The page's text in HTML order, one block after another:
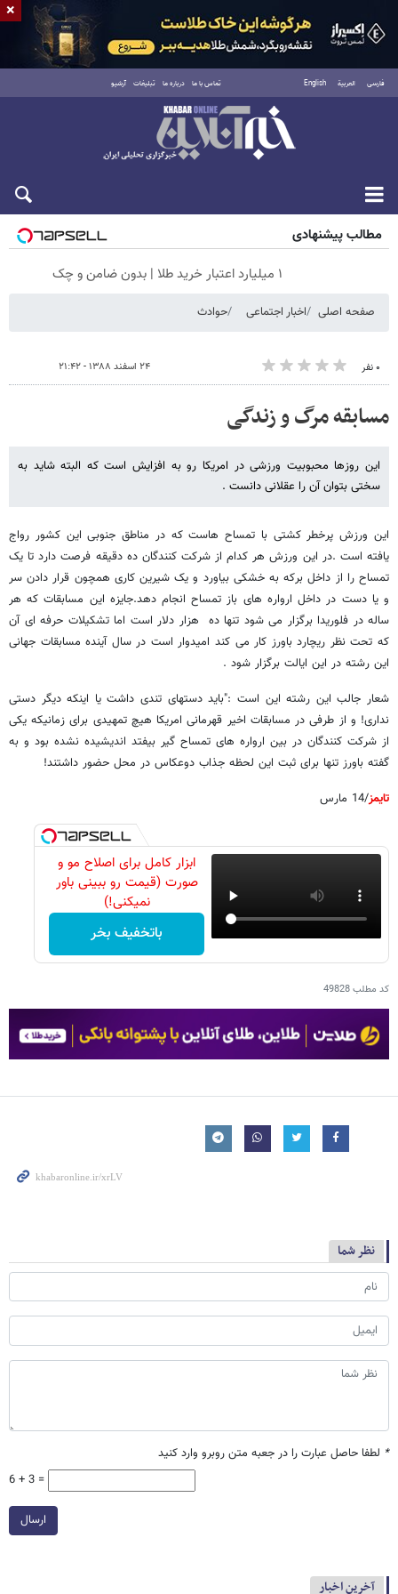
فارسی العربية English تماس با ما درباره ما تبلیغات آرشیو
پنجشنبه ۱۵ مرداد ۱۴۰۵
مطالب پیشنهادی
۱ میلیارد اعتبار خرید طلا | بدون ضامن و چک
صفحه اصلی اخبار اجتماعی حوادث
۰ نفر ۲۴ اسفند ۱۳۸۸ - ۲۱:۴۲
مسابقه مرگ و زندگی
این روزها محبوبیت ورزشی در امریکا رو به افزایش است که البته شاید به
سختی بتوان آن را عقلانی دانست .
این ورزش پرخطر کشتی با تمساح هاست که در مناطق جنوبی این کشور رواج
یافته است .در این ورزش هر کدام از شرکت کنندگان ده دقیقه فرصت دارد تا یک
تمساح را از داخل برکه به خشکی بیاورد و یک شیرین کاری همچون قرار دادن سر
و یا دست در داخل ارواره های باز تمساح انجام دهد.جایزه این مسابقات که هر
ساله در فلوریدا برگزار می شود تنها ده هزار دلار است اما تشکیلات حرفه ای آن
که تحت نظر ریچارد باورز کار می کند امیدوار است در سال آینده مسابقات جهانی
این رشته در این ایالت برگزار شود .
شعار جالب این رشته این است :"باید دستهای تندی داشت یا اینکه دیگر دستی
نداری! و از طرفی در مسابقات اخیر قهرمانی امریکا هیچ تمهیدی برای زمانیکه یکی
از شرکت کنندگان در بین ارواره های تمساح گیر بیفتد اندیشیده نشده بود و به
گفته باورز تنها برای ثبت این لحظه جذاب دوعکاس در محل حضور داشتند!
تایمز/14 مارس
ابزار کامل برای اصلاح مو و
صورت (قیمت رو ببینی باور
نمیکنی!)
باتخفیف بخر
کد مطلب49828
نظر شما
* لطفا حاصل عبارت را در جعبه متن روبرو وارد کنید
6 + 3 =
ارسال
آخرین اخبار
×